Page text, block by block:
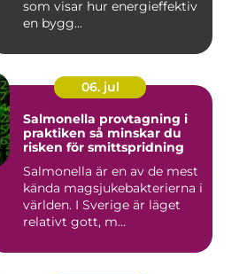
som visar hur energieffektiv
en bygg...
06. jul
Salmonella provtagning i
praktiken så minskar du
risken för smittspridning
Salmonella är en av de mest
kända magsjukebakterierna i
världen. I Sverige är läget
relativt gott, m...